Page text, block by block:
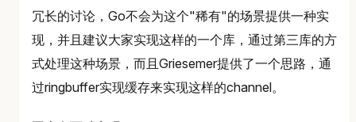
冗长的讨论，Go不会为这个"稀有"的场景提供一种实
现，并且建议大家实现这样的一个库，通过第三库的方
式处理这种场景，而且Griesemer提供了一个思路，通
过ringbuffer实现缓存来实现这样的channel。